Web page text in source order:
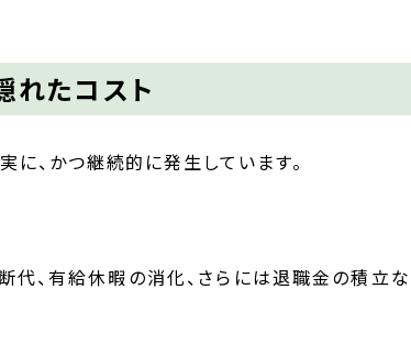
れたコスト
に、かつ継続的に発生しています。
、有給休暇の消化、さらには退職金の積立な